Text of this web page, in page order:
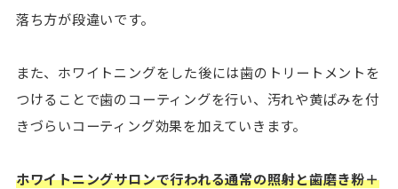
落ち方が段違いです。
また、ホワイトニングをした後には歯のトリートメントを
つけることで歯のコーティングを行い、汚れや黄ばみを付
きづらいコーティング効果を加えていきます。
ホワイトニングサロンで行われる通常の照射と歯磨き粉＋